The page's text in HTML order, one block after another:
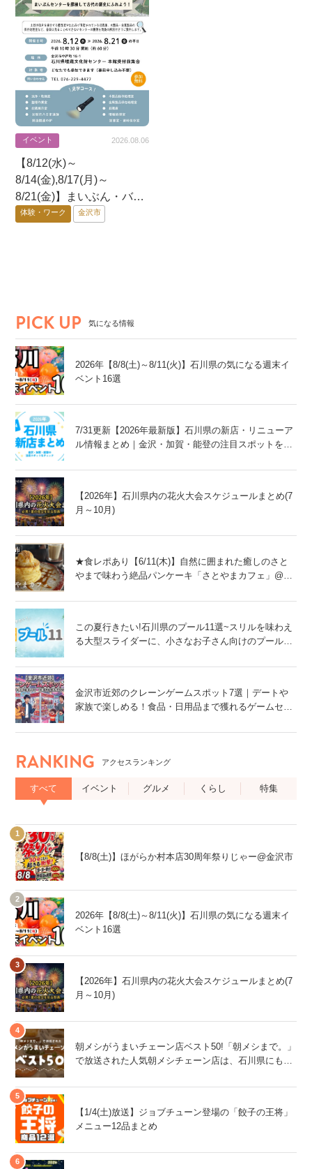
イベント 2026.08.06
【8/12(水)～
8/14(金),8/17(月)～
8/21(金)】まいぶん・バッ
クヤード・ツアー@金沢
体験・ワーク 金沢市
PICK UP 気になる情報
2026年【8/8(土)～8/11(火)】石川県の気になる週末イ
ベント16選
7/31更新【2026年最新版】石川県の新店・リニューア
ル情報まとめ｜金沢・加賀・能登の注目スポットをチ
【2026年】石川県内の花火大会スケジュールまとめ(7
月～10月)
★食レポあり【6/11(木)】自然に囲まれた癒しのさと
やまで味わう絶品パンケーキ「さとやまカフェ」@能
この夏行きたい!石川県のプール11選~スリルを味わえ
る大型スライダーに、小さなお子さん向けのプール
金沢市近郊のクレーンゲームスポット7選｜デートや
家族で楽しめる！食品・日用品まで獲れるゲームセン
RANKING アクセスランキング
すべて イベント グルメ くらし 特集
【8/8(土)】ほがらか村本店30周年祭りじゃー@金沢市
2026年【8/8(土)～8/11(火)】石川県の気になる週末イ
ベント16選
【2026年】石川県内の花火大会スケジュールまとめ(7
月～10月)
朝メシがうまいチェーン店ベスト50!「朝メシまで。」
で放送された人気朝メシチェーン店は、石川県にもあ
【1/4(土)放送】ジョブチューン登場の「餃子の王将」
メニュー12品まとめ